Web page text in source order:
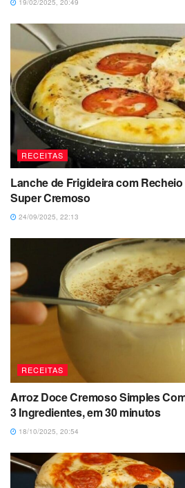
19/02/2025, 20:49
RECEITAS
Lanche de Frigideira com
Super Cremoso
24/09/2025, 22:13
RECEITAS
Arroz Doce Cremoso Simples
3 Ingredientes, em 30 minutos
18/10/2025, 20:54